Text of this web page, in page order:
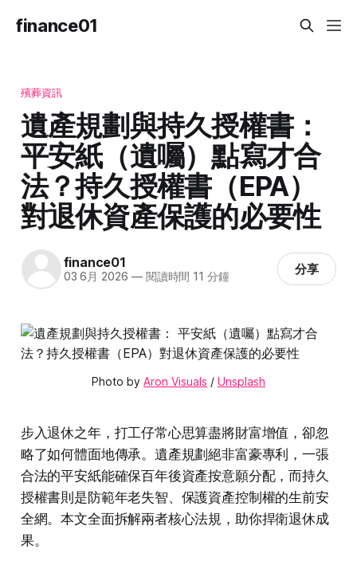
finance01
殯葬資訊
遺產規劃與持久授權書：
平安紙（遺囑）點寫才合
法？持久授權書（EPA）
對退休資產保護的必要性
finance01
03 6月 2026 —閱讀時間 11 分鐘 分享
Photo by Aron Visuals / Unsplash
步入退休之年，打工仔常心思算盡將財富增值，卻忽
略了如何體面地傳承。遺產規劃絕非富豪專利，一張
合法的平安紙能確保百年後資產按意願分配，而持久
授權書則是防範年老失智、保護資產控制權的生前安
全網。本文全面拆解兩者核心法規，助你捍衛退休成
果。